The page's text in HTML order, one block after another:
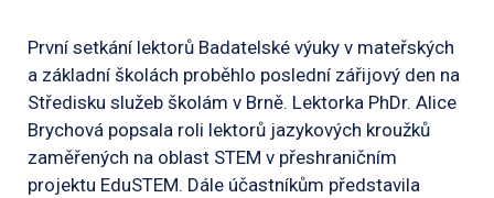
První setkání lektorů Badatelské výuky v mateřských
a základní školách proběhlo poslední zářijový den na
Středisku služeb školám v Brně. Lektorka PhDr. Alice
Brychová popsala roli lektorů jazykových kroužků
zaměřených na oblast STEM v přeshraničním
projektu EduSTEM. Dále účastníkům představila